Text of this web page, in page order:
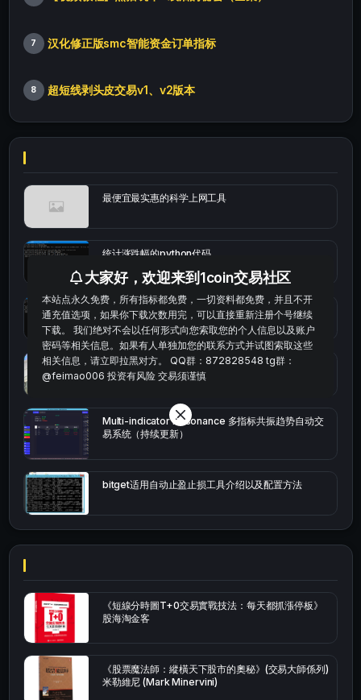
7 汉化修正版smc智能资金订单指标
8 超短线剥头皮交易v1、v2版本
最便宜最实惠的科学上网工具
统计涨跌幅的python代码
okx的短线量化的免费版本
bybit安卓端
Multi-indicator Resonance 多指标共振趋势自动交
易系统（持续更新）
bitget适用自动止盈止损工具介绍以及配置方法
《短線分時圖T+0交易實戰技法：每天都抓漲停板》
股海淘金客
《股票魔法師：縱橫天下股市的奧秘》(交易大師係列)
米勒維尼 (Mark Minervini)
大家好，欢迎来到1coin交易社区
本站点永久免费，所有指标都免费，一切资料都免费，并且不开
通充值选项，如果你下载次数用完，可以直接重新注册个号继续
下载。 我们绝对不会以任何形式向您索取您的个人信息以及账户
密码等相关信息。如果有人单独加您的联系方式并试图索取这些
相关信息，请立即拉黑对方。 QQ群：872828548 tg群：
@feimao006 投资有风险 交易须谨慎